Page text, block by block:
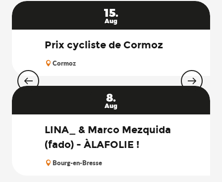
15.
Aug
Prix cycliste de Cormoz
Cormoz
8.
Aug
LINA_ & Marco Mezquida
(fado) - ÀLAFOLIE !
Bourg-en-Bresse